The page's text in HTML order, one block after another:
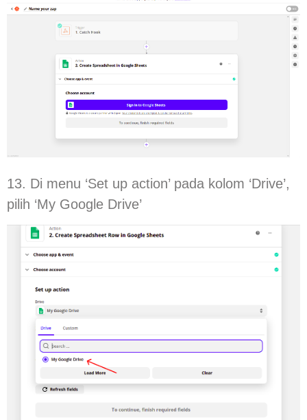
13. Di menu ‘Set up action’ pada kolom ‘Drive’,
pilih ‘My Google Drive’